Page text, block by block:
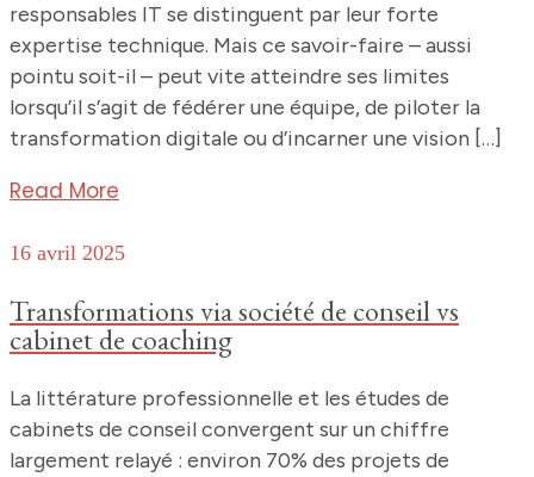
responsables IT se distinguent par leur forte
expertise technique. Mais ce savoir-faire – aussi
pointu soit-il – peut vite atteindre ses limites
lorsqu’il s’agit de fédérer une équipe, de piloter la
transformation digitale ou d’incarner une vision […]
Read More
16 avril 2025
Transformations via société de conseil vs
cabinet de coaching
La littérature professionnelle et les études de
cabinets de conseil convergent sur un chiffre
largement relayé : environ 70% des projets de